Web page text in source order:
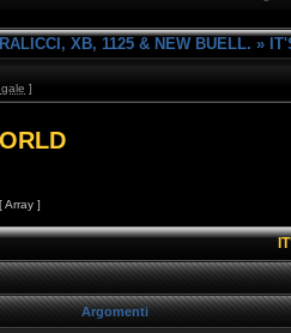
XB, 1125 & NEW BUELL. »
]
[ Array ]
Argomenti